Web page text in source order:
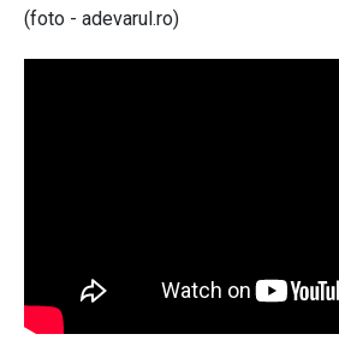
(foto - adevarul.ro)